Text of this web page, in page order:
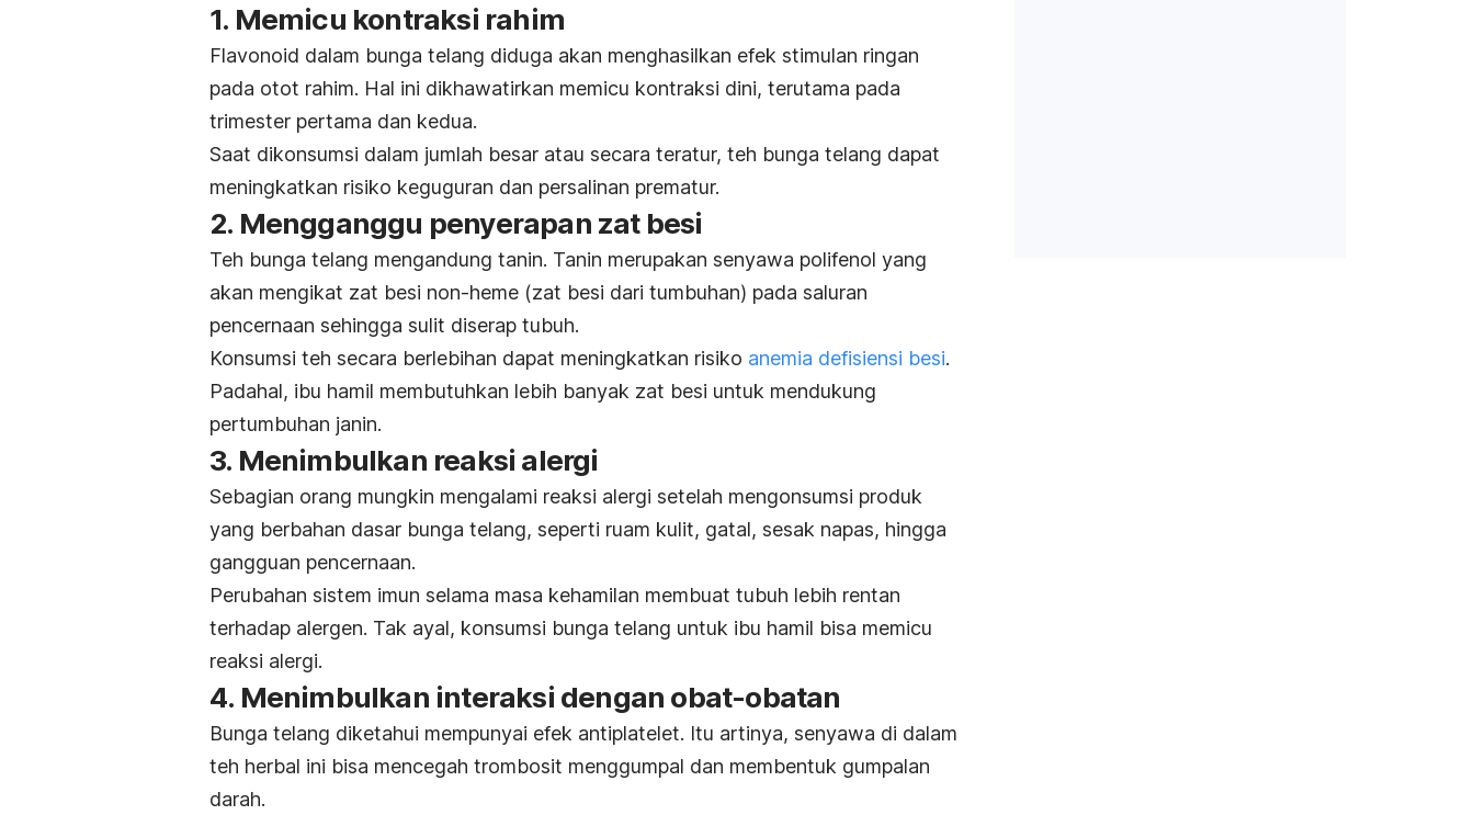
1. Memicu kontraksi rahim
Flavonoid dalam bunga telang diduga akan menghasilkan efek stimulan ringan
pada otot rahim. Hal ini dikhawatirkan memicu kontraksi dini, terutama pada
trimester pertama dan kedua.
Saat dikonsumsi dalam jumlah besar atau secara teratur, teh bunga telang dapat
meningkatkan risiko keguguran dan persalinan prematur.
2. Mengganggu penyerapan zat besi
Teh bunga telang mengandung tanin. Tanin merupakan senyawa polifenol yang
akan mengikat zat besi non-heme (zat besi dari tumbuhan) pada saluran
pencernaan sehingga sulit diserap tubuh.
Konsumsi teh secara berlebihan dapat meningkatkan risiko anemia defisiensi besi.
Padahal, ibu hamil membutuhkan lebih banyak zat besi untuk mendukung
pertumbuhan janin.
3. Menimbulkan reaksi alergi
Sebagian orang mungkin mengalami reaksi alergi setelah mengonsumsi produk
yang berbahan dasar bunga telang, seperti ruam kulit, gatal, sesak napas, hingga
gangguan pencernaan.
Perubahan sistem imun selama masa kehamilan membuat tubuh lebih rentan
terhadap alergen. Tak ayal, konsumsi bunga telang untuk ibu hamil bisa memicu
reaksi alergi.
4. Menimbulkan interaksi dengan obat-obatan
Bunga telang diketahui mempunyai efek antiplatelet. Itu artinya, senyawa di dalam
teh herbal ini bisa mencegah trombosit menggumpal dan membentuk gumpalan
darah.